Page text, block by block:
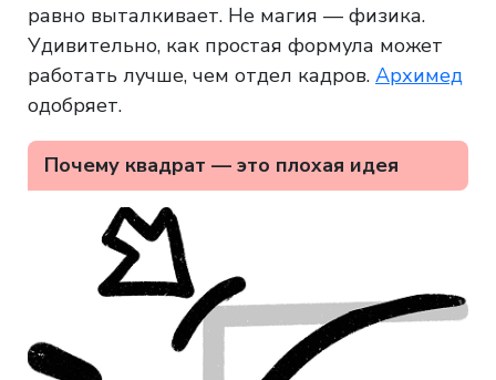
равно выталкивает. Не магия — физика.
Удивительно, как простая формула может
работать лучше, чем отдел кадров. Архимед
одобряет.
Почему квадрат — это плохая идея